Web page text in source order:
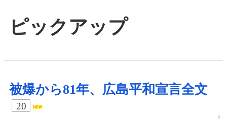
ピックアップ
被爆から81年、広島平和宣言全文
20